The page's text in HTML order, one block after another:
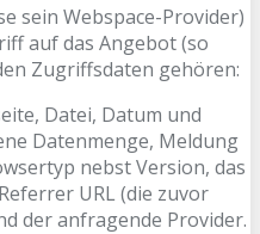
sein Webspace-Provider)
auf das Angebot (so
Zugriffsdaten gehören:
Datei, Datum und
Datenmenge, Meldung
nebst Version, das
URL (die zuvor
der anfragende Provider.